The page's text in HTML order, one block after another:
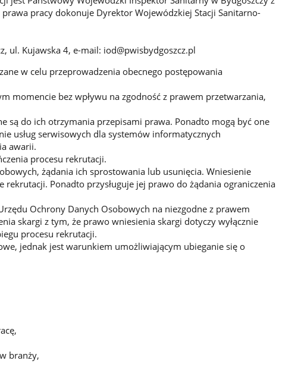
pracy dokonuje Dyrektor Wojewódzkiej Stacji Sanitarno-
ul. Kujawska 4, e-mail: iod@pwisbydgoszcz.pl
w celu przeprowadzenia obecnego postępowania
momencie bez wpływu na zgodność z prawem przetwarzania,
są do ich otrzymania przepisami prawa. Ponadto mogą być one
usług serwisowych dla systemów informatycznych
awarii.
procesu rekrutacji.
żądania ich sprostowania lub usunięcia. Wniesienie
rekrutacji. Ponadto przysługuje jej prawo do żądania ograniczenia
Ochrony Danych Osobowych na niezgodne z prawem
skargi z tym, że prawo wniesienia skargi dotyczy wyłącznie
procesu rekrutacji.
jednak jest warunkiem umożliwiającym ubieganie się o
branży,